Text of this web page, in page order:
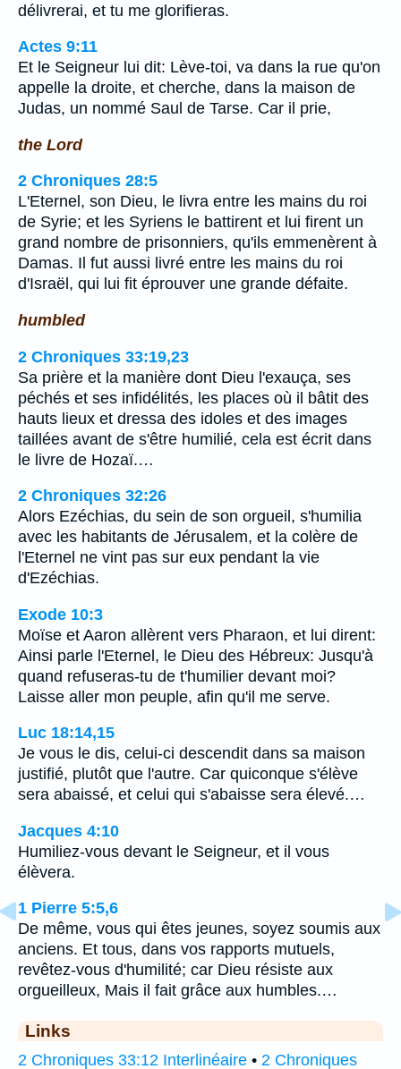
délivrerai, et tu me glorifieras.
Actes 9:11
Et le Seigneur lui dit: Lève-toi, va dans la rue qu'on
appelle la droite, et cherche, dans la maison de
Judas, un nommé Saul de Tarse. Car il prie,
the Lord
2 Chroniques 28:5
L'Eternel, son Dieu, le livra entre les mains du roi
de Syrie; et les Syriens le battirent et lui firent un
grand nombre de prisonniers, qu'ils emmenèrent à
Damas. Il fut aussi livré entre les mains du roi
d'Israël, qui lui fit éprouver une grande défaite.
humbled
2 Chroniques 33:19,23
Sa prière et la manière dont Dieu l'exauça, ses
péchés et ses infidélités, les places où il bâtit des
hauts lieux et dressa des idoles et des images
taillées avant de s'être humilié, cela est écrit dans
le livre de Hozaï.…
2 Chroniques 32:26
Alors Ezéchias, du sein de son orgueil, s'humilia
avec les habitants de Jérusalem, et la colère de
l'Eternel ne vint pas sur eux pendant la vie
d'Ezéchias.
Exode 10:3
Moïse et Aaron allèrent vers Pharaon, et lui dirent:
Ainsi parle l'Eternel, le Dieu des Hébreux: Jusqu'à
quand refuseras-tu de t'humilier devant moi?
Laisse aller mon peuple, afin qu'il me serve.
Luc 18:14,15
Je vous le dis, celui-ci descendit dans sa maison
justifié, plutôt que l'autre. Car quiconque s'élève
sera abaissé, et celui qui s'abaisse sera élevé.…
Jacques 4:10
Humiliez-vous devant le Seigneur, et il vous
élèvera.
1 Pierre 5:5,6
De même, vous qui êtes jeunes, soyez soumis aux
anciens. Et tous, dans vos rapports mutuels,
revêtez-vous d'humilité; car Dieu résiste aux
orgueilleux, Mais il fait grâce aux humbles.…
Links
2 Chroniques 33:12 Interlinéaire • 2 Chroniques